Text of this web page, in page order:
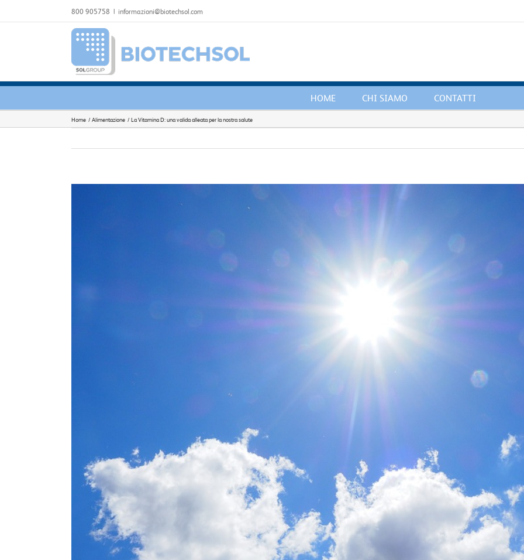
al
800 905758 | informazioni@biotechsol.com
HOME CHI SIAMO CONTATTI
Home Alimentazione La Vitamina D: una valida alleata per la nostra salute